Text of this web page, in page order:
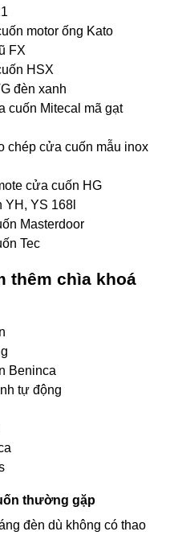
motor ống Kato
FX
HSX
đèn xanh
cuốn Mitecal mã gạt
chép cửa cuốn mẫu inox
cửa cuốn HG
YH, YS 168l
Masterdoor
Tec
thêm chìa khoá
Beninca
tự động
thường gặp
đèn dù không có thao